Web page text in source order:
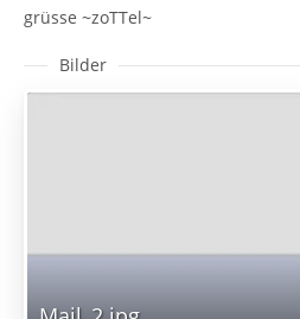
grüsse ~zoTTel~
Bilder